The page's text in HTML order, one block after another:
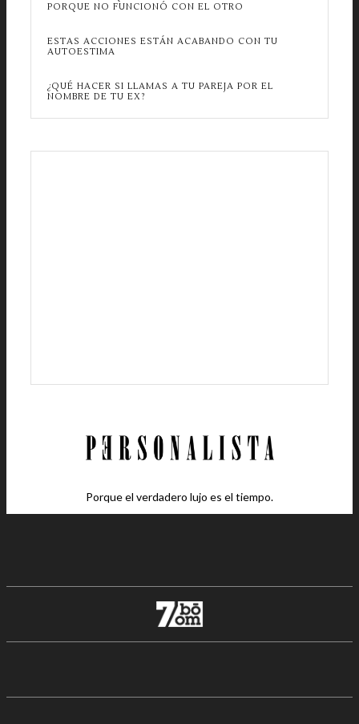
PORQUE NO FUNCIONÓ CON EL OTRO
ESTAS ACCIONES ESTÁN ACABANDO CON TU
AUTOESTIMA
¿QUÉ HACER SI LLAMAS A TU PAREJA POR EL
NOMBRE DE TU EX?
Porque el verdadero lujo es el tiempo.